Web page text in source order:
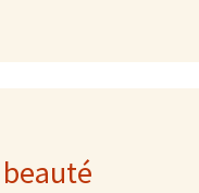
beauté